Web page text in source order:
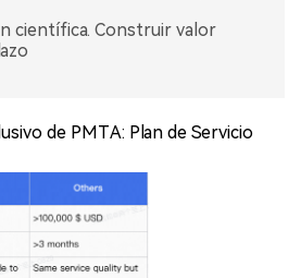
científica. Construir valor
de PMTA: Plan de Servicio